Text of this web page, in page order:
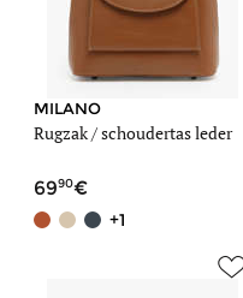
MILANO
Rugzak / schoudertas leder
6990
+1